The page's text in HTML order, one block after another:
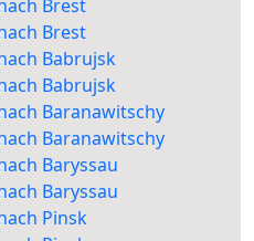
Brest
Brest
Babrujsk
Babrujsk
Baranawitschy
Baranawitschy
Baryssau
Baryssau
Pinsk